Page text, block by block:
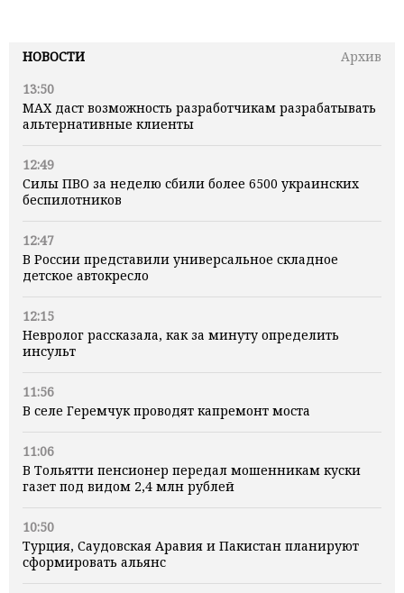
НОВОСТИ
Архив
13:50
MAX даст возможность разработчикам разрабатывать
альтернативные клиенты
12:49
Силы ПВО за неделю сбили более 6500 украинских
беспилотников
12:47
В России представили универсальное складное
детское автокресло
12:15
Невролог рассказала, как за минуту определить
инсульт
11:56
В селе Геремчук проводят капремонт моста
11:06
В Тольятти пенсионер передал мошенникам куски
газет под видом 2,4 млн рублей
10:50
Турция, Саудовская Аравия и Пакистан планируют
сформировать альянс